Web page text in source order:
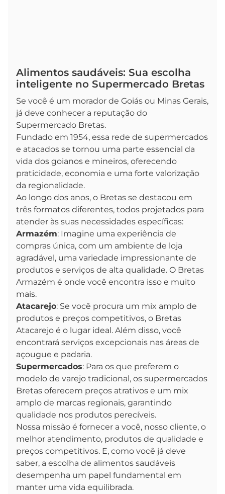
Alimentos saudáveis: Sua escolha
inteligente no Supermercado Bretas
Se você é um morador de Goiás ou Minas Gerais,
já deve conhecer a reputação do
Supermercado Bretas.
Fundado em 1954, essa rede de supermercados
e atacados se tornou uma parte essencial da
vida dos goianos e mineiros, oferecendo
praticidade, economia e uma forte valorização
da regionalidade.
Ao longo dos anos, o Bretas se destacou em
três formatos diferentes, todos projetados para
atender às suas necessidades específicas:
Armazém: Imagine uma experiência de
compras única, com um ambiente de loja
agradável, uma variedade impressionante de
produtos e serviços de alta qualidade. O Bretas
Armazém é onde você encontra isso e muito
mais.
Atacarejo: Se você procura um mix amplo de
produtos e preços competitivos, o Bretas
Atacarejo é o lugar ideal. Além disso, você
encontrará serviços excepcionais nas áreas de
açougue e padaria.
Supermercados: Para os que preferem o
modelo de varejo tradicional, os supermercados
Bretas oferecem preços atrativos e um mix
amplo de marcas regionais, garantindo
qualidade nos produtos perecíveis.
Nossa missão é fornecer a você, nosso cliente, o
melhor atendimento, produtos de qualidade e
preços competitivos. E, como você já deve
saber, a escolha de alimentos saudáveis
desempenha um papel fundamental em
manter uma vida equilibrada.